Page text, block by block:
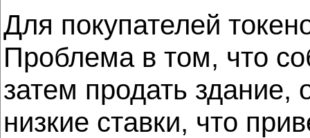
Для покупателей
Проблема в том, что
затем продать
низкие ставки, что